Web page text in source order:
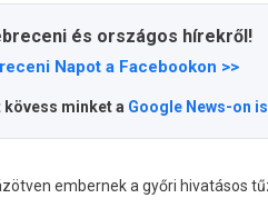
és országos hírekről!
Napot a Facebookon >>
minket a Google News-on is
embernek a győri hivatásos